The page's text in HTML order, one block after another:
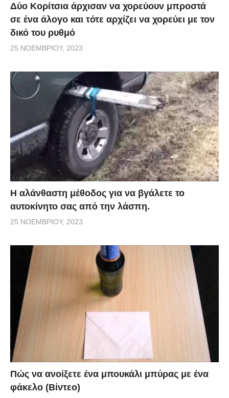
Δύο Κορίτσια άρχισαν να χορεύουν μπροστά
σε ένα άλογο και τότε αρχίζει να χορεύει με τον
δικό του ρυθμό
25 ΝΟΕΜΒΡΊΟΥ, 2023
Η αλάνθαστη μέθοδος για να βγάλετε το
αυτοκίνητο σας από την λάσπη.
25 ΝΟΕΜΒΡΊΟΥ, 2023
Πώς να ανοίξετε ένα μπουκάλι μπύρας με ένα
φάκελο (Βίντεο)